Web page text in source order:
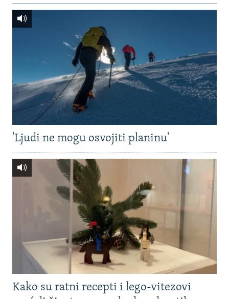
'Ljudi ne mogu osvojiti planinu'
Kako su ratni recepti i lego-vitezovi